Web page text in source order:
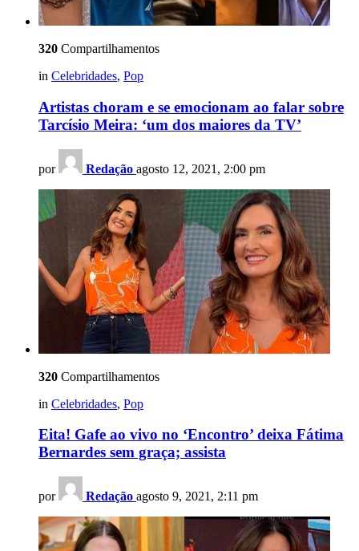
320 Compartilhamentos
in Celebridades, Pop
Artistas choram e se emocionam ao falar sobre
Tarcísio Meira: ‘um dos maiores da TV’
por Redação agosto 12, 2021, 2:00 pm
320 Compartilhamentos
in Celebridades, Pop
Eita! Gafe ao vivo no ‘Encontro’ deixa Fátima
Bernardes sem graça; assista
por Redação agosto 9, 2021, 2:11 pm